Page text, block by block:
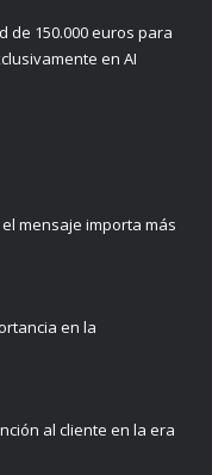
de 150.000 euros para
en AI
mensaje importa más
en la
al cliente en la era